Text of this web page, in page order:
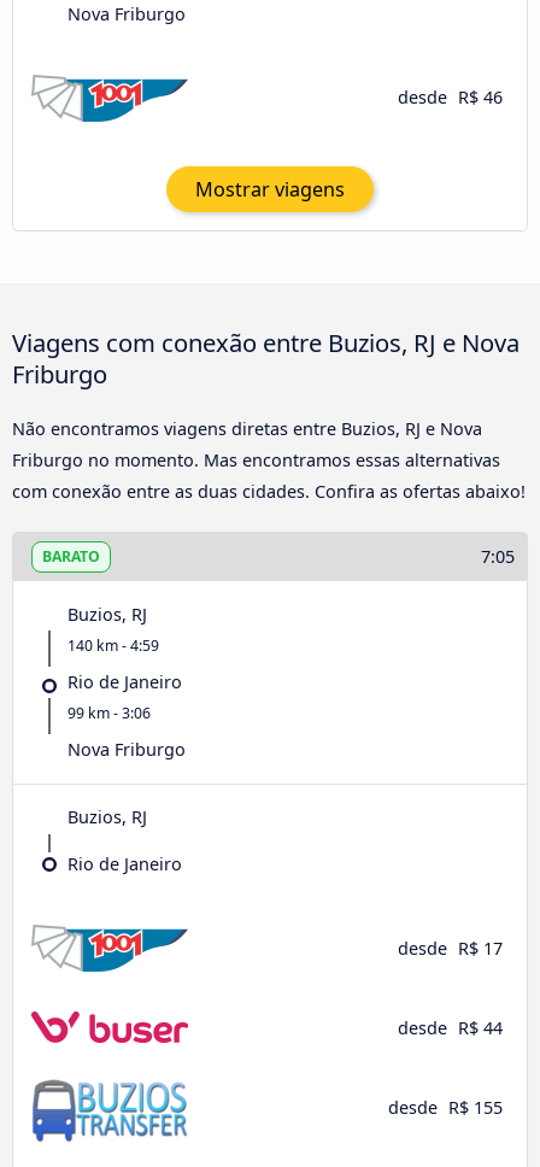
Nova Friburgo
desde R$ 46
Mostrar viagens
Viagens com conexão entre Buzios, RJ e Nova
Friburgo
Não encontramos viagens diretas entre Buzios, RJ e Nova
Friburgo no momento. Mas encontramos essas alternativas
com conexão entre as duas cidades. Confira as ofertas abaixo!
BARATO 7:05
Buzios, RJ
140 km - 4:59
Rio de Janeiro
99 km - 3:06
Nova Friburgo
Buzios, RJ
Rio de Janeiro
desde R$ 17
desde R$ 44
desde R$ 155